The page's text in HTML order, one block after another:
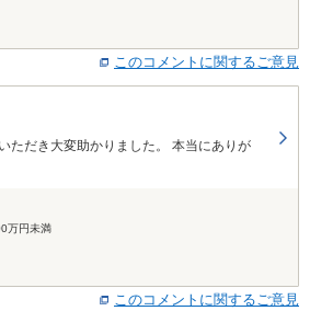
ことができました。ありがとうございま
このコメントに関するご意見
ただき大変助かりました。 本当にありが
万円未満
このコメントに関するご意見